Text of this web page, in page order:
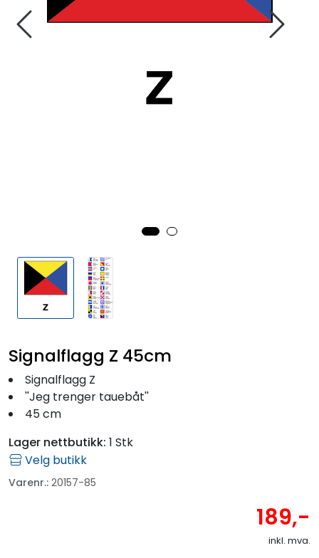
Signalflagg Z 45cm
Signalflagg Z
''Jeg trenger tauebåt''
45 cm
Lager nettbutikk: 1 Stk
Velg butikk
Varenr.: 20157-85
189,-
inkl. mva.